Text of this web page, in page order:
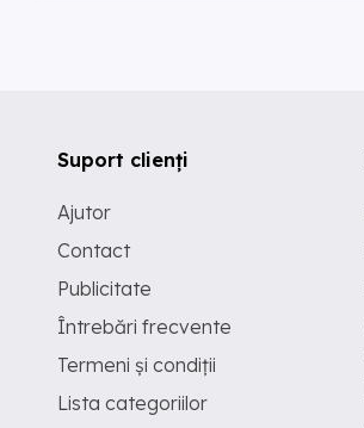
Suport clienți
Ajutor
Contact
Publicitate
Întrebări frecvente
Termeni și condiții
Lista categoriilor